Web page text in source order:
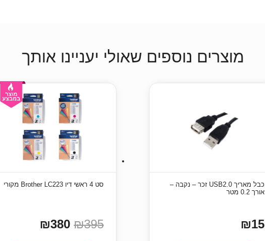
מוצרים נוספים שאולי יעניינו אותך
כבל מאריך USB2.0 זכר – נקבה –
אורך 0.2 מטר
₪15
סט 4 ראשי דיו Brother LC223 מקורי
₪395